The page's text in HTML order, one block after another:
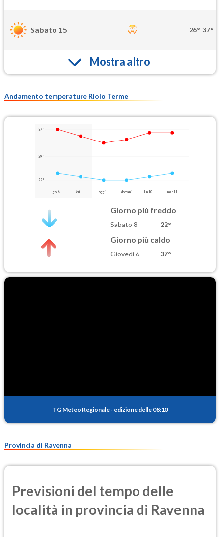
Sabato 15 26° 37°
Mostra altro
Andamento temperature Riolo Terme
37°
29°
22°
gio 6 ieri oggi domani lun 10 mar 11
Giorno più freddo
Sabato 8 22°
Giorno più caldo
Giovedì 6 37°
TG Meteo Regionale - edizione delle 08:10
Provincia di Ravenna
Previsioni del tempo delle
località in provincia di Ravenna